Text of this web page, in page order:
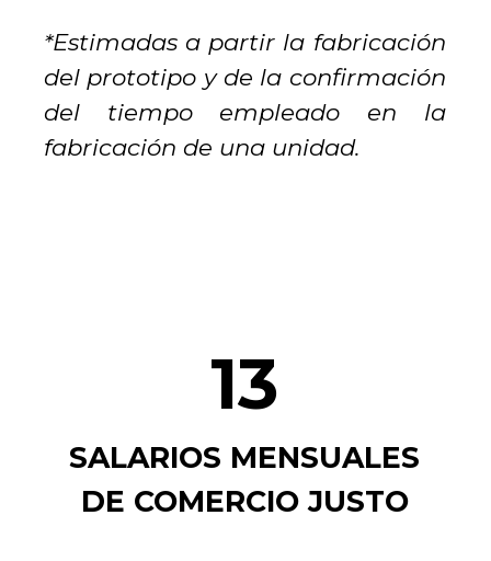
*Estimadas a partir la fabricación
del prototipo y de la confirmación
del tiempo empleado en la
fabricación de una unidad.
13
SALARIOS MENSUALES
DE COMERCIO JUSTO